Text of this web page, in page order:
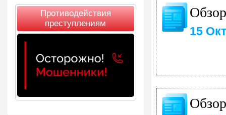
Противодействия
преступлениям
15